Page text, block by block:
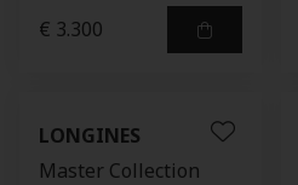
€ 3.300
LONGINES
Master Collection